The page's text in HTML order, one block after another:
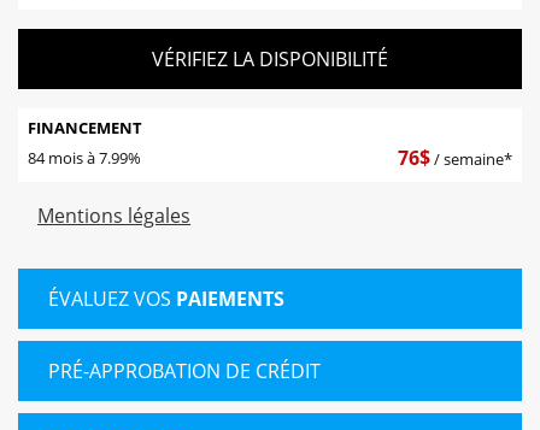
VÉRIFIEZ LA DISPONIBILITÉ
FINANCEMENT
84 mois à 7.99%
76$/ semaine*
Mentions légales
ÉVALUEZ VOS PAIEMENTS
PRÉ-APPROBATION DE CRÉDIT